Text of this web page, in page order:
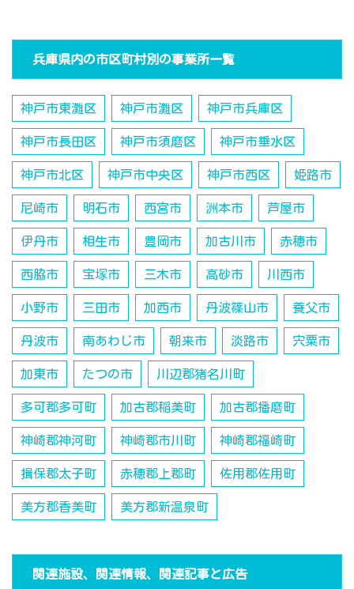
兵庫県内の市区町村別の事業所一覧
神戸市東灘区 神戸市灘区 神戸市兵庫区
神戸市長田区 神戸市須磨区 神戸市垂水区
神戸市北区 神戸市中央区 神戸市西区 姫路市
尼崎市 明石市 西宮市 洲本市 芦屋市
伊丹市 相生市 豊岡市 加古川市 赤穂市
西脇市 宝塚市 三木市 高砂市 川西市
小野市 三田市 加西市 丹波篠山市 養父市
丹波市 南あわじ市 朝来市 淡路市 宍粟市
加東市 たつの市 川辺郡猪名川町
多可郡多可町 加古郡稲美町 加古郡播磨町
神崎郡神河町 神崎郡市川町 神崎郡福崎町
揖保郡太子町 赤穂郡上郡町 佐用郡佐用町
美方郡香美町 美方郡新温泉町
関連施設、関連情報、関連記事と広告